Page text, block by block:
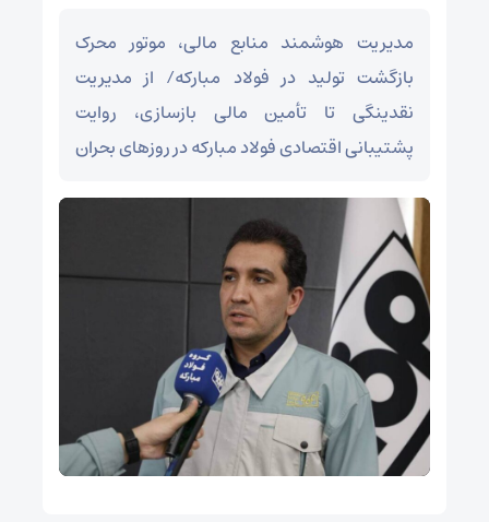
مدیریت هوشمند منابع مالی، موتور محرک
بازگشت تولید در فولاد مبارکه/ از مدیریت
نقدینگی تا تأمین مالی بازسازی، روایت
پشتیبانی اقتصادی فولاد مبارکه در روزهای بحران